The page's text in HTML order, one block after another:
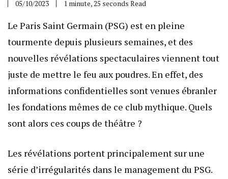
05/10/2023 1 minute, 25 seconds Read
Le Paris Saint Germain (PSG) est en pleine
tourmente depuis plusieurs semaines, et des
nouvelles révélations spectaculaires viennent tout
juste de mettre le feu aux poudres. En effet, des
informations confidentielles sont venues ébranler
les fondations mêmes de ce club mythique. Quels
sont alors ces coups de théâtre ?
Les révélations portent principalement sur une
série d’irrégularités dans le management du PSG.